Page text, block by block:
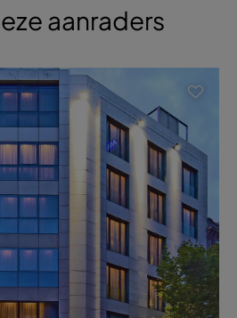
aanraders